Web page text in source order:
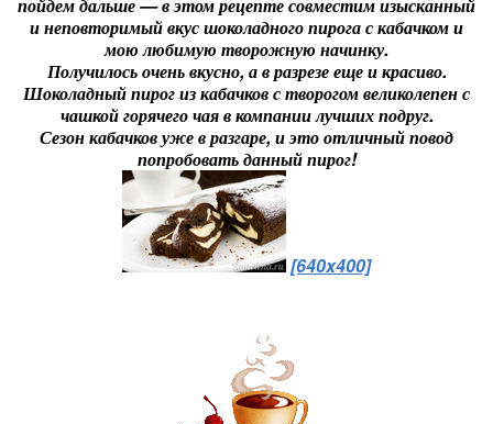
и неповторимый вкус шоколадного пирога с кабачком и
мою любимую творожную начинку.
Получилось очень вкусно, а в разрезе еще и красиво.
Шоколадный пирог из кабачков с творогом великолепен с
чашкой горячего чая в компании лучших подруг.
Сезон кабачков уже в разгаре, и это отличный повод
попробовать данный пирог!
[640x400]